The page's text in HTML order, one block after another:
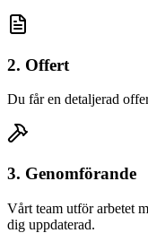
2. Offert
Du får en detaljerad
3. Genomförande
Vårt team utför arbetet
dig uppdaterad.